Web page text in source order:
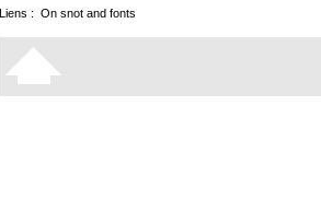
Liens : On snot and fonts